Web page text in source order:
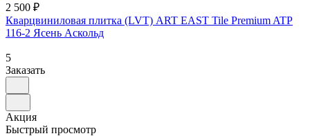
2 500 ₽
Кварцвиниловая плитка (LVT) ART EAST Tile Premium ATP
116-2 Ясень Аскольд
5
Заказать
Акция
Быстрый просмотр